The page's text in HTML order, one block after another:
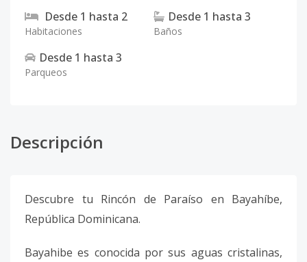
Desde 1 hasta 2
Habitaciones
Desde 1 hasta 3
Baños
Desde 1 hasta 3
Parqueos
Descripción
Descubre tu Rincón de Paraíso en Bayahíbe,
República Dominicana.
Bayahibe es conocida por sus aguas cristalinas,